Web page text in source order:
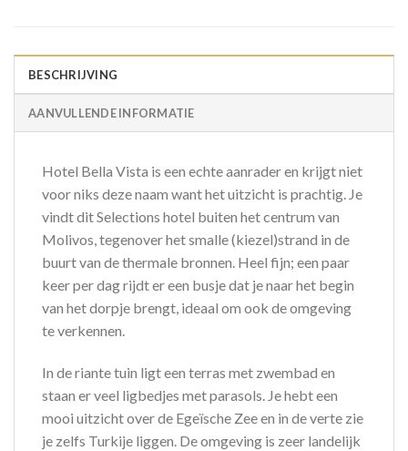
BESCHRIJVING
AANVULLENDE INFORMATIE
Hotel Bella Vista is een echte aanrader en krijgt niet
voor niks deze naam want het uitzicht is prachtig. Je
vindt dit Selections hotel buiten het centrum van
Molivos, tegenover het smalle (kiezel)strand in de
buurt van de thermale bronnen. Heel fijn; een paar
keer per dag rijdt er een busje dat je naar het begin
van het dorpje brengt, ideaal om ook de omgeving
te verkennen.
In de riante tuin ligt een terras met zwembad en
staan er veel ligbedjes met parasols. Je hebt een
mooi uitzicht over de Egeïsche Zee en in de verte zie
je zelfs Turkije liggen. De omgeving is zeer landelijk